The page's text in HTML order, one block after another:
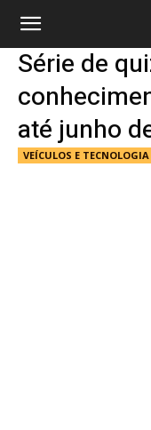
Série de
até junho
VEÍCULOS E TECNOLOGIA